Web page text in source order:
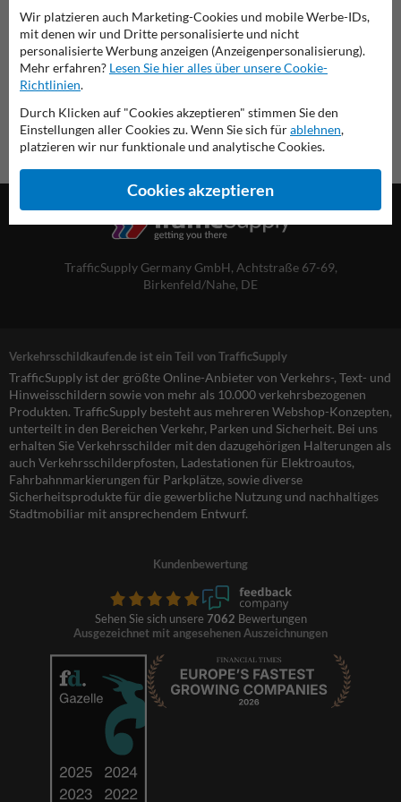
Übersicht der offiziellen Verkehrsschilder
Verkehrsschildkaufen.de
TrafficSupply Germany GmbH, Achtstraße 67-69,
Birkenfeld/Nahe, DE
Verkehrsschildkaufen.de ist ein Teil von TrafficSupply
TrafficSupply ist der größte Online-Anbieter von Verkehrs-, Text- und
Hinweisschildern sowie von mehr als 10.000 verkehrsbezogenen
Produkten. TrafficSupply besteht aus mehreren Webshop-Konzepten,
unterteilt in den Bereichen Verkehr, Parken und Sicherheit. Bei uns
erhalten Sie Verkehrsschilder mit den dazugehörigen Halterungen als
auch Verkehrsschilderpfosten, Ladestationen für Elektroautos,
Fahrbahnmarkierungen für Parkplätze, sowie diverse
Sicherheitsprodukte für die gewerbliche Nutzung und nachhaltiges
Stadtmobiliar mit ansprechendem Entwurf.
Kundenbewertung
Sehen Sie sich unsere 7062 Bewertungen
Ausgezeichnet mit angesehenen Auszeichnungen
Wir platzieren auch Marketing-Cookies und mobile Werbe-IDs,
mit denen wir und Dritte personalisierte und nicht
personalisierte Werbung anzeigen (Anzeigenpersonalisierung).
Mehr erfahren? Lesen Sie hier alles über unsere Cookie-
Richtlinien.
Durch Klicken auf "Cookies akzeptieren" stimmen Sie den
Einstellungen aller Cookies zu. Wenn Sie sich fürablehnen,
platzieren wir nur funktionale und analytische Cookies.
Cookies akzeptieren